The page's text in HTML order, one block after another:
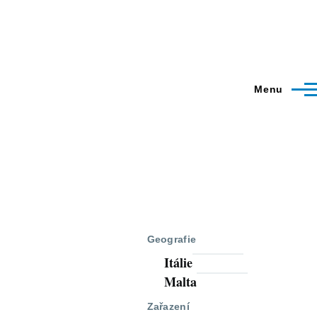
Menu
Geografie
Itálie
Malta
Zařazení